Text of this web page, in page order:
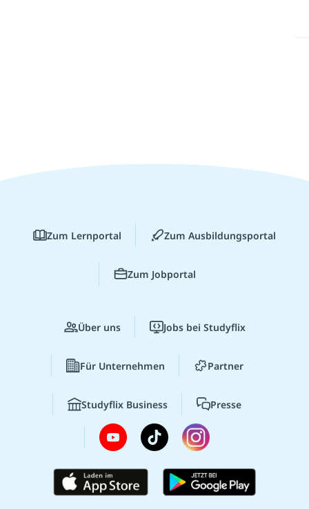
Zum Lernportal Zum Ausbildungsportal
Zum Jobportal
Über uns Jobs bei Studyflix
Für Unternehmen Partner
Studyflix Business Presse